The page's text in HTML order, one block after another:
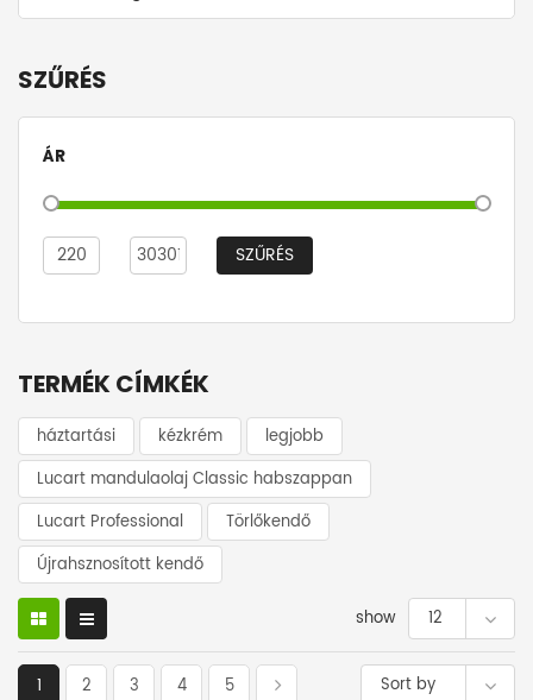
SZŰRÉS
ÁR
SZŰRÉS
TERMÉK CÍMKÉK
háztartási kézkrém
legjobb
Lucart mandulaolaj Classic habszappan
Lucart Professional
Törlőkendő
Újrahsznosított kendő
show 12
Sort by
1 2 3 4 5